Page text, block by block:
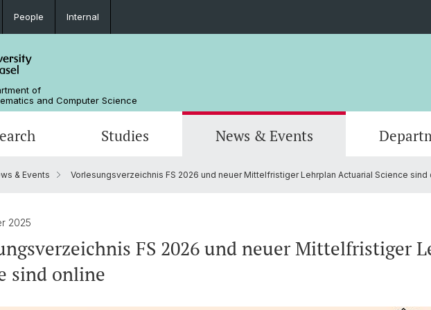
People Internal
of
and Computer Science
Studies News & Events
& Events Vorlesungsverzeichnis FS 2026 und neuer Mittelfristiger Lehrplan Actuarial Science sind
2025
FS 2026 und neuer Mittelfristiger
sind online